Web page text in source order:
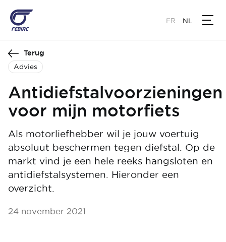
naar
de
inhoud
gaan
FR NL
Terug
Advies
Antidiefstalvoorzieningen
voor mijn motorfiets
Als motorliefhebber wil je jouw voertuig
absoluut beschermen tegen diefstal. Op de
markt vind je een hele reeks hangsloten en
antidiefstalsystemen. Hieronder een
overzicht.
24 november 2021